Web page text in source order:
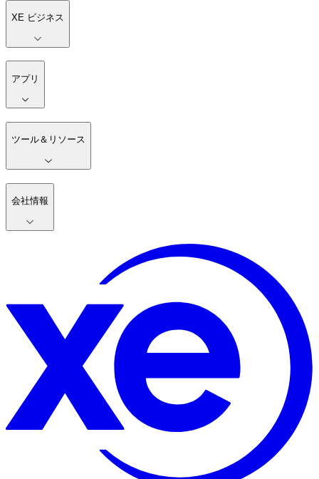
XE ビジネス
アプリ
ツール＆リソース
会社情報